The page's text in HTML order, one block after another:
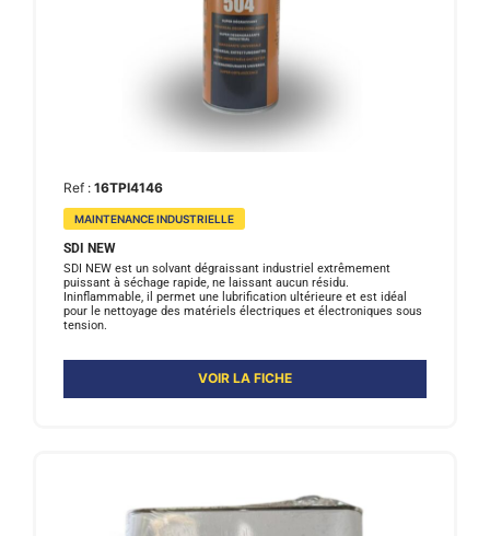
Ref : 16TPI4146
MAINTENANCE INDUSTRIELLE
SDI NEW
SDI NEW est un solvant dégraissant industriel extrêmement
puissant à séchage rapide, ne laissant aucun résidu.
Ininflammable, il permet une lubrification ultérieure et est idéal
pour le nettoyage des matériels électriques et électroniques sous
tension.
VOIR LA FICHE